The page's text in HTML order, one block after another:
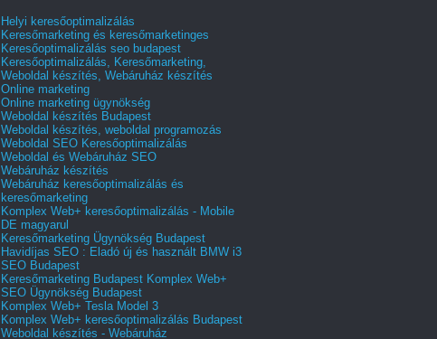
Helyi keresőoptimalizálás
Keresőmarketing és keresőmarketinges
Keresőoptimalizálás seo budapest
Keresőoptimalizálás, Keresőmarketing,
Weboldal készítés, Webáruház készítés
Online marketing
Online marketing ügynökség
Weboldal készítés Budapest
Weboldal készítés, weboldal programozás
Weboldal SEO Keresőoptimalizálás
Weboldal és Webáruház SEO
Webáruház készítés
Webáruház keresőoptimalizálás és
keresőmarketing
Komplex Web+ keresőoptimalizálás - Mobile
DE magyarul
Keresőmarketing Ügynökség Budapest
Havidíjas SEO : Eladó új és használt BMW i3
SEO Budapest
Keresőmarketing Budapest Komplex Web+
SEO Ügynökség Budapest
Komplex Web+ Tesla Model 3
Komplex Web+ keresőoptimalizálás Budapest
Weboldal készítés - Webáruház